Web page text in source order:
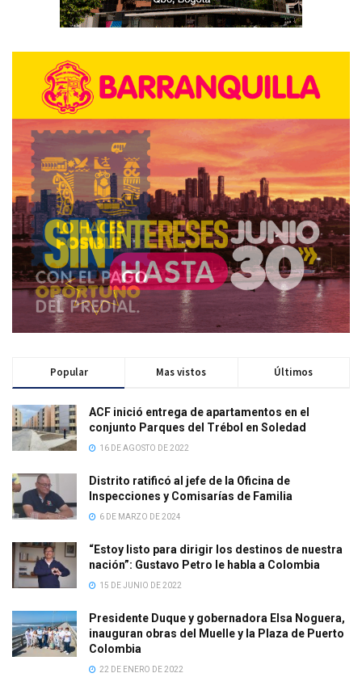
Popular Mas vistos Últimos
ACF inició entrega de apartamentos en el
conjunto Parques del Trébol en Soledad
16 DE AGOSTO DE 2022
Distrito ratificó al jefe de la Oficina de
Inspecciones y Comisarías de Familia
6 DE MARZO DE 2024
“Estoy listo para dirigir los destinos de nuestra
nación”: Gustavo Petro le habla a Colombia
15 DE JUNIO DE 2022
Presidente Duque y gobernadora Elsa Noguera,
inauguran obras del Muelle y la Plaza de Puerto
Colombia
22 DE ENERO DE 2022